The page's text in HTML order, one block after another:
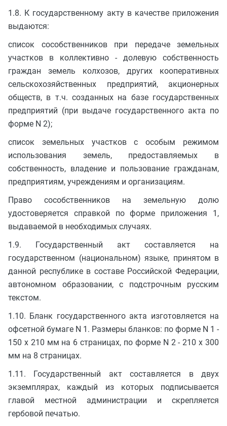
1.8. К государственному акту в качестве приложения
выдаются:
список сособственников при передаче земельных
участков в коллективно - долевую собственность
граждан земель колхозов, других кооперативных
сельскохозяйственных предприятий, акционерных
обществ, в т.ч. созданных на базе государственных
предприятий (при выдаче государственного акта по
форме N 2);
список земельных участков с особым режимом
использования земель, предоставляемых в
собственность, владение и пользование гражданам,
предприятиям, учреждениям и организациям.
Право сособственников на земельную долю
удостоверяется справкой по форме приложения 1,
выдаваемой в необходимых случаях.
1.9. Государственный акт составляется на
государственном (национальном) языке, принятом в
данной республике в составе Российской Федерации,
автономном образовании, с подстрочным русским
текстом.
1.10. Бланк государственного акта изготовляется на
офсетной бумаге N 1. Размеры бланков: по форме N 1 -
150 х 210 мм на 6 страницах, по форме N 2 - 210 х 300
мм на 8 страницах.
1.11. Государственный акт составляется в двух
экземплярах, каждый из которых подписывается
главой местной администрации и скрепляется
гербовой печатью.